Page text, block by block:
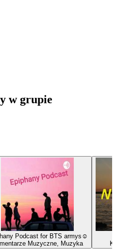
w grupie
Podcast for BTS armys☺
Muzyczne, Muzyka